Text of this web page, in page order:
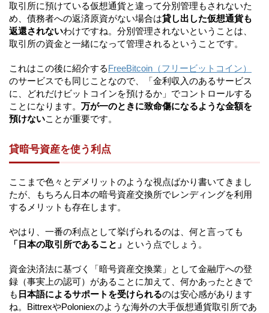
取引所に預けている仮想通貨と違って分別管理もされないた
め、債務者への返済原資がない場合は貸し出した仮想通貨も
返還されないわけですね。分別管理されないということは、
取引所の資金と一緒になって管理されるということです。
これはこの後に紹介するFreeBitcoin（フリービットコイン）
のサービスでも同じことなので、「金利収入のあるサービス
に、どれだけビットコインを預けるか」でコントロールする
ことになります。 万が一のときに致命傷になるような金額を
預けないことが重要です。
貸暗号資産を使う利点
ここまで色々とデメリットのような視点ばかり書いてきまし
たが、もちろん日本の暗号資産交換所でレンディングを利用
するメリットも存在します。
やはり、一番の利点として挙げられるのは、何と言っても
「日本の取引所であること」 という点でしょう。
資金決済法に基づく「暗号資産交換業」として金融庁への登
録（事実上の認可）があることに加えて、何かあったときで
も 日本語によるサポートを受けられるのは安心感があります
ね。BittrexやPoloniexのような海外の大手仮想通貨取引所であ